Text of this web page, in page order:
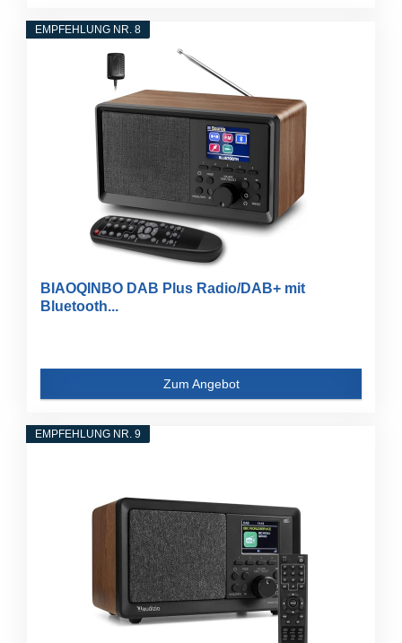
EMPFEHLUNG NR. 8
BIAOQINBO DAB Plus Radio/DAB+ mit
Bluetooth...
Zum Angebot
EMPFEHLUNG NR. 9